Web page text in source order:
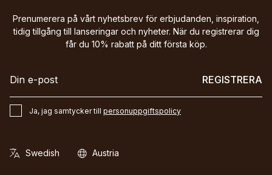
Prenumerera på vårt nyhetsbrev för erbjudanden, inspiration,
tidig tillgång till lanseringar och nyheter. När du registrerar dig
får du 10% rabatt på ditt första köp.
REGISTRERA
Ja, jag samtycker till personuppgiftspolicy